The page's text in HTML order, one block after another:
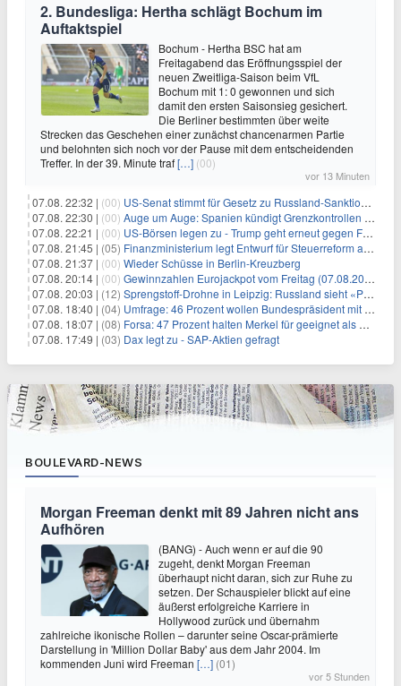
2. Bundesliga: Hertha schlägt Bochum im
Auftaktspiel
Bochum - Hertha BSC hat am
Freitagabend das Eröffnungsspiel der
neuen Zweitliga-Saison beim VfL
Bochum mit 1: 0 gewonnen und sich
damit den ersten Saisonsieg gesichert.
Die Berliner bestimmten über weite
Strecken das Geschehen einer zunächst chancenarmen Partie
und belohnten sich noch vor der Pause mit dem entscheidenden
Treffer. In der 39. Minute traf[…] (00)
vor 13 Minuten
07.08. 22:32 | (00) US-Senat stimmt für Gesetz zu Russland-Sanktionen
07.08. 22:30 | (00) Auge um Auge: Spanien kündigt Grenzkontrollen zu Italien an
07.08. 22:21 | (00) US-Börsen legen zu - Trump geht erneut gegen Fed-Gouverneurin vor
07.08. 21:45 | (05) Finanzministerium legt Entwurf für Steuerreform ab 2027 vor
07.08. 21:37 | (00) Wieder Schüsse in Berlin-Kreuzberg
07.08. 20:14 | (00) Gewinnzahlen Eurojackpot vom Freitag (07.08.2026)
07.08. 20:03 | (12) Sprengstoff-Drohne in Leipzig: Russland sieht «Provokation»
07.08. 18:40 | (04) Umfrage: 46 Prozent wollen Bundespräsident mit Politik-Erfahrung
07.08. 18:07 | (08) Forsa: 47 Prozent halten Merkel für geeignet als Bundespräsidentin
07.08. 17:49 | (03) Dax legt zu - SAP-Aktien gefragt
BOULEVARD-NEWS
Morgan Freeman denkt mit 89 Jahren nicht ans
Aufhören
(BANG) - Auch wenn er auf die 90
zugeht, denkt Morgan Freeman
überhaupt nicht daran, sich zur Ruhe zu
setzen. Der Schauspieler blickt auf eine
äußerst erfolgreiche Karriere in
Hollywood zurück und übernahm
zahlreiche ikonische Rollen – darunter seine Oscar-prämierte
Darstellung in 'Million Dollar Baby' aus dem Jahr 2004. Im
kommenden Juni wird Freeman […] (01)
vor 5 Stunden